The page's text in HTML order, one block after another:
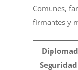
Comunes,
firmantes y